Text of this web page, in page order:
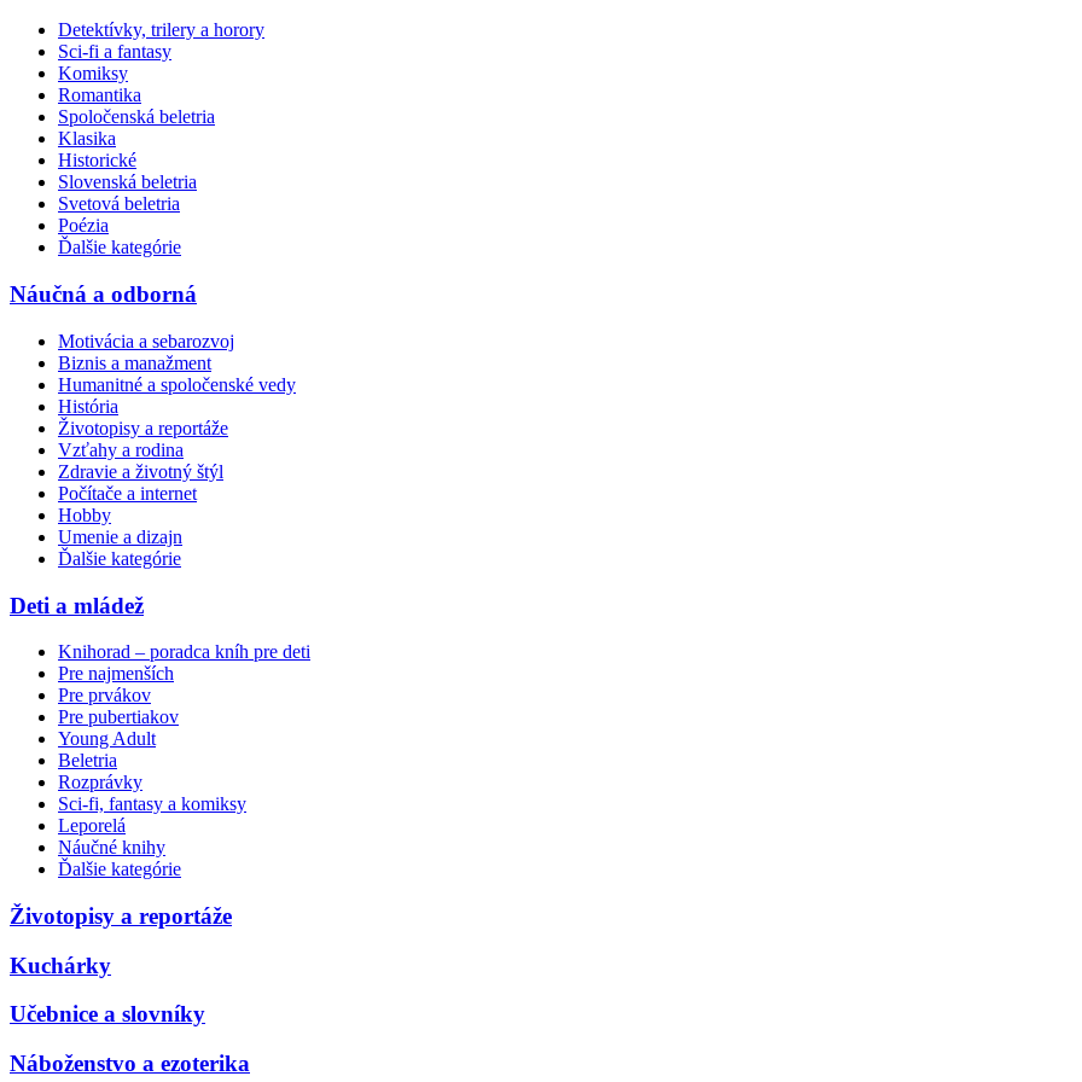
Detektívky, trilery a horory
Sci-fi a fantasy
Komiksy
Romantika
Spoločenská beletria
Klasika
Historické
Slovenská beletria
Svetová beletria
Poézia
Ďalšie kategórie
Náučná a odborná
Motivácia a sebarozvoj
Biznis a manažment
Humanitné a spoločenské vedy
História
Životopisy a reportáže
Vzťahy a rodina
Zdravie a životný štýl
Počítače a internet
Hobby
Umenie a dizajn
Ďalšie kategórie
Deti a mládež
Knihorad – poradca kníh pre deti
Pre najmenších
Pre prvákov
Pre pubertiakov
Young Adult
Beletria
Rozprávky
Sci-fi, fantasy a komiksy
Leporelá
Náučné knihy
Ďalšie kategórie
Životopisy a reportáže
Kuchárky
Učebnice a slovníky
Náboženstvo a ezoterika